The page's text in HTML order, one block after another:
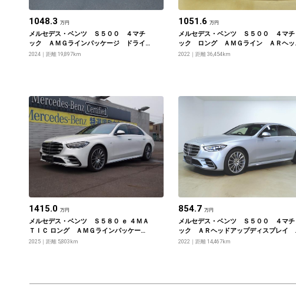
1048.3 万円
メルセデス・ベンツ Ｓ５００ ４マチ
ック ＡＭＧラインパッケージ ドライ
バーズパッケージ レザーエクスクルー
2024 距離 19,897km
1051.6 万円
メルセデス・ベンツ Ｓ５００ ４マチ
ック ロング ＡＭＧライン ＡＲヘッ
ドアップディスプレイ ３Ｄコックピッ
2022 距離 36,454km
1415.0 万円
メルセデス・ベンツ Ｓ５８０ ｅ ４ＭＡ
ＴＩＣ ロング ＡＭＧラインパッケー
ジ・ドライバーズパッケージ・リアコン
2025 距離 5,803km
854.7 万円
メルセデス・ベンツ Ｓ５００ ４マチ
ック ＡＲヘッドアップディスプレイ
３Ｄコックピットディスプレイ ＡＭＧ
2022 距離 14,467km